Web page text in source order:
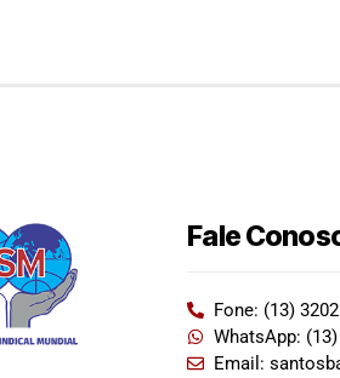
Fale
Fone: (13)
WhatsApp:
Email: